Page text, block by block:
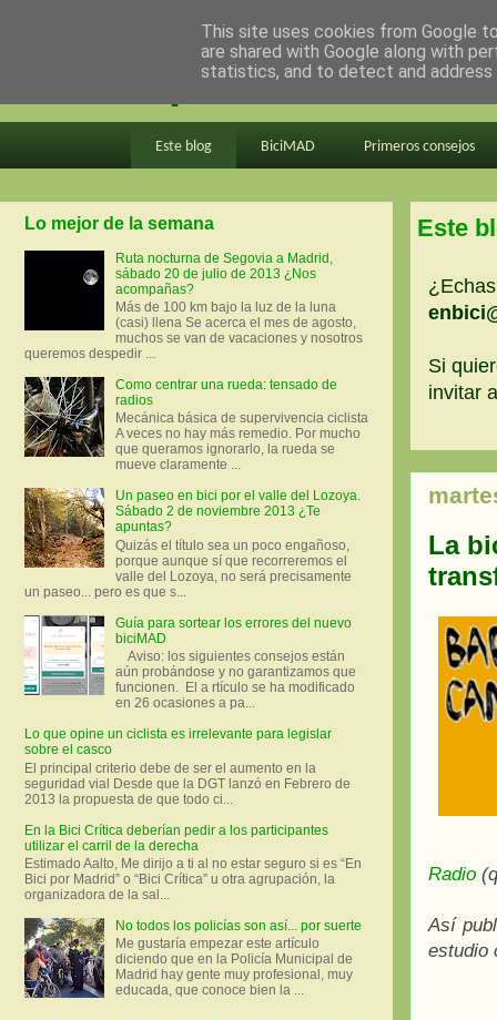
en bici por madrid
Este blog BiciMAD Primeros consejos
Este
Si
invitar
La
Radio
Así
estudio
Lo mejor de la semana
Ruta nocturna de Segovia a Madrid,
sábado 20 de julio de 2013 ¿Nos
acompañas?
Más de 100 km bajo la luz de la luna
(casi) llena Se acerca el mes de agosto,
muchos se van de vacaciones y nosotros
queremos despedir ...
Como centrar una rueda: tensado de
radios
Mecánica básica de supervivencia ciclista
A veces no hay más remedio. Por mucho
que queramos ignorarlo, la rueda se
mueve claramente ...
Un paseo en bici por el valle del Lozoya.
Sábado 2 de noviembre 2013 ¿Te
apuntas?
Quizás el título sea un poco engañoso,
porque aunque sí que recorreremos el
valle del Lozoya, no será precisamente
un paseo... pero es que s...
Guía para sortear los errores del nuevo
biciMAD
Aviso: los siguientes consejos están
aún probándose y no garantizamos que
funcionen. El a rtículo se ha modificado
en 26 ocasiones a pa...
Lo que opine un ciclista es irrelevante para legislar
sobre el casco
El principal criterio debe de ser el aumento en la
seguridad vial Desde que la DGT lanzó en Febrero de
2013 la propuesta de que todo ci...
En la Bici Crítica deberían pedir a los participantes
utilizar el carril de la derecha
Estimado Aalto, Me dirijo a ti al no estar seguro si es “En
Bici por Madrid” o “Bici Crítica” u otra agrupación, la
organizadora de la sal...
No todos los policías son así... por suerte
Me gustaría empezar este artículo
diciendo que en la Policía Municipal de
Madrid hay gente muy profesional, muy
educada, que conoce bien la ...
This site uses cookies from Google
are shared with Google along with
statistics, and to detect and address